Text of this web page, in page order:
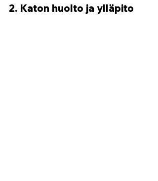
2. Katon huolto ja ylläpito